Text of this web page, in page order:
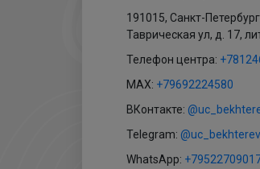
191015, Санкт-
Таврическая ул, д. 17,
Телефон центра:
MAX: +79692224580
ВКонтакте:
Telegram:
WhatsApp: